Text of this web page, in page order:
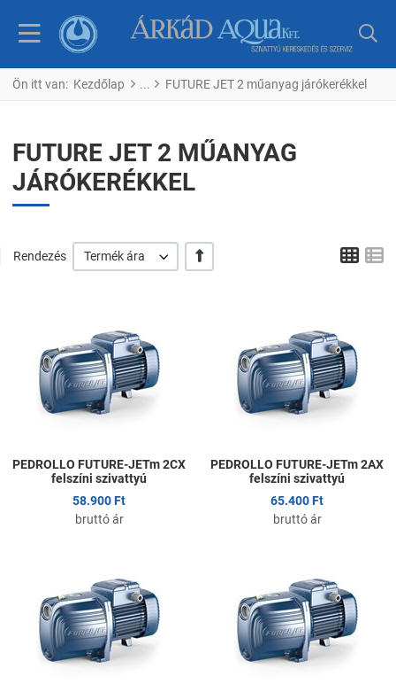
Ön itt van: Kezdőlap FUTURE JET 2 műanyag járókerékkel
FUTURE JET 2 MŰANYAG
JÁRÓKERÉKKEL
Rendezés Termék ára +/-
Összehasonlítom
Gyors nézet
PEDROLLO FUTURE-JETm 2CX
felszíni szivattyú
58.900 Ft
bruttó ár
PEDROLLO FUTURE-JETm 2AX
felszíni szivattyú
65.400 Ft
bruttó ár
Összehasonlítom
Gyors nézet